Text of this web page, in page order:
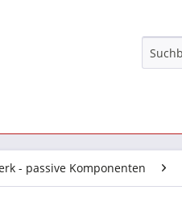
- passive Komponenten